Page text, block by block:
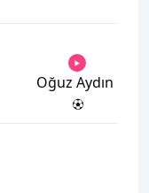
Oğuz Aydın